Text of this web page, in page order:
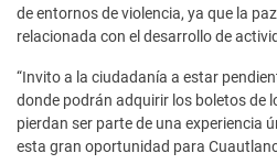
de entornos de violencia, ya que la
relacionada con el desarrollo de
“Invito a la ciudadanía a estar
donde podrán adquirir los boletos de
pierdan ser parte de una experiencia
esta gran oportunidad para